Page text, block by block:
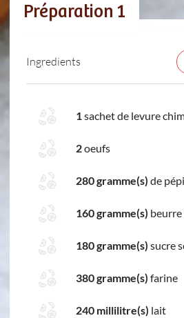
Préparation 1
Ingredients
1sachet de levure
2oeufs
280 gramme(s) de
160 gramme(s)
180 gramme(s) sucre
380 gramme(s) farine
240 millilitre(s) lait